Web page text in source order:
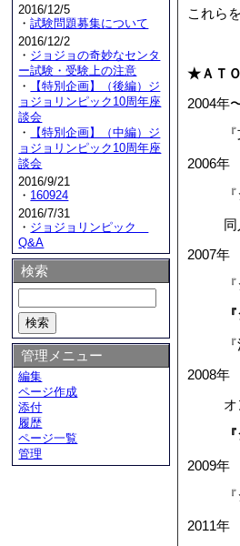
これら
★ＡＴ
2004年
2006年
2007年
2008年
2009年
2011年
2016/12/5
・試験問題募集について
2016/12/2
・ ジョジョの奇妙なセンタ
ー試験・受験上の注意
・
【特別企画】（後編）ジ
ョジョリンピック10周年座
談会
・
【特別企画】（中編）ジ
ョジョリンピック10周年座
談会
2016/9/21
・ 160924
2016/7/31
・ ジョジョリンピック
Q&A
検索
管理メニュー
編集
ページ作成
添付
履歴
ページ一覧
管理